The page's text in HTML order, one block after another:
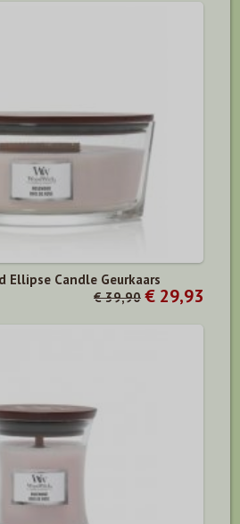
Ellipse Candle Geurkaars
€ 39,90 € 29,93